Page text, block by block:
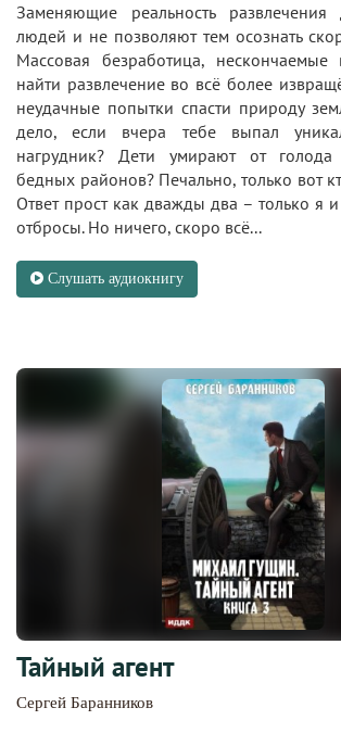
Заменяющие реальность развлечения
людей и не позволяют тем осознать
Массовая безработица,
найти развлечение во всё более
неудачные попытки спасти природу
дело, если вчера тебе выпал
нагрудник? Дети умирают от
бедных районов? Печально, только вот
Ответ прост как дважды два – только я
отбросы. Но ничего, скоро всё...
Слушать аудиокнигу
Тайный агент
Сергей Баранников